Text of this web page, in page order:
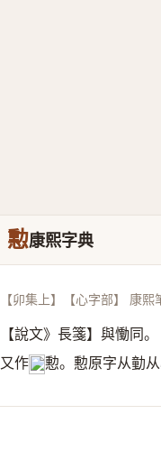
憅康熙字典
【卯集上】【心字部】 康
【說文》長箋】與慟同。
又作𢣛 憅。憅原字从勭从